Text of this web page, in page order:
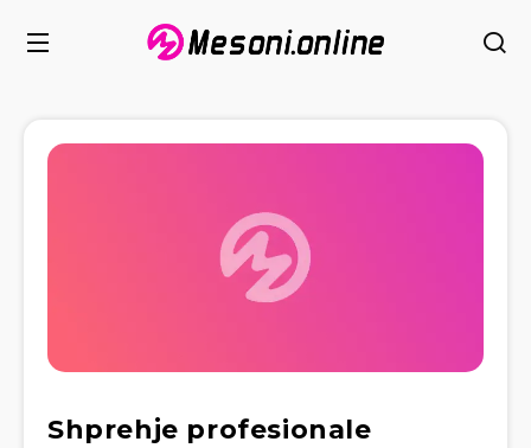
Shprehje profesionale